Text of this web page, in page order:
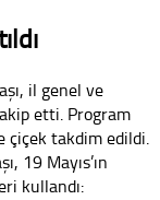
il genel ve
etti. Program
çiçek takdim edildi.
19 Mayıs’ın
kullandı: